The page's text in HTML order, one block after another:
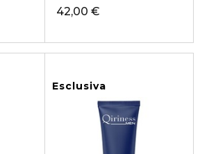
42,00 €
Esclusiva